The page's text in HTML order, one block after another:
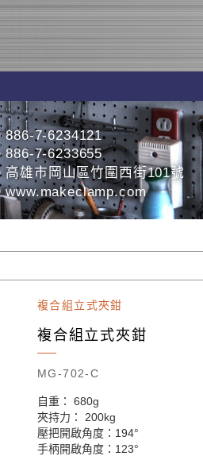
886-7-6234121
886-7-6233655
高雄市岡山區竹圍西街101號
www.makeclamp.com
複合組立式夾鉗
複合組立式夾鉗
MG-702-C
自重： 680g
夾持力： 200kg
壓把開啟角度：194°
手柄開啟角度：123°